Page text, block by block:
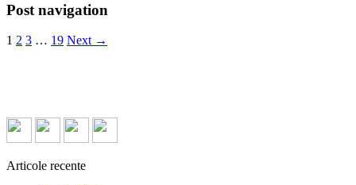
Post navigation
1 2 3 … 19 Next →
Articole recente